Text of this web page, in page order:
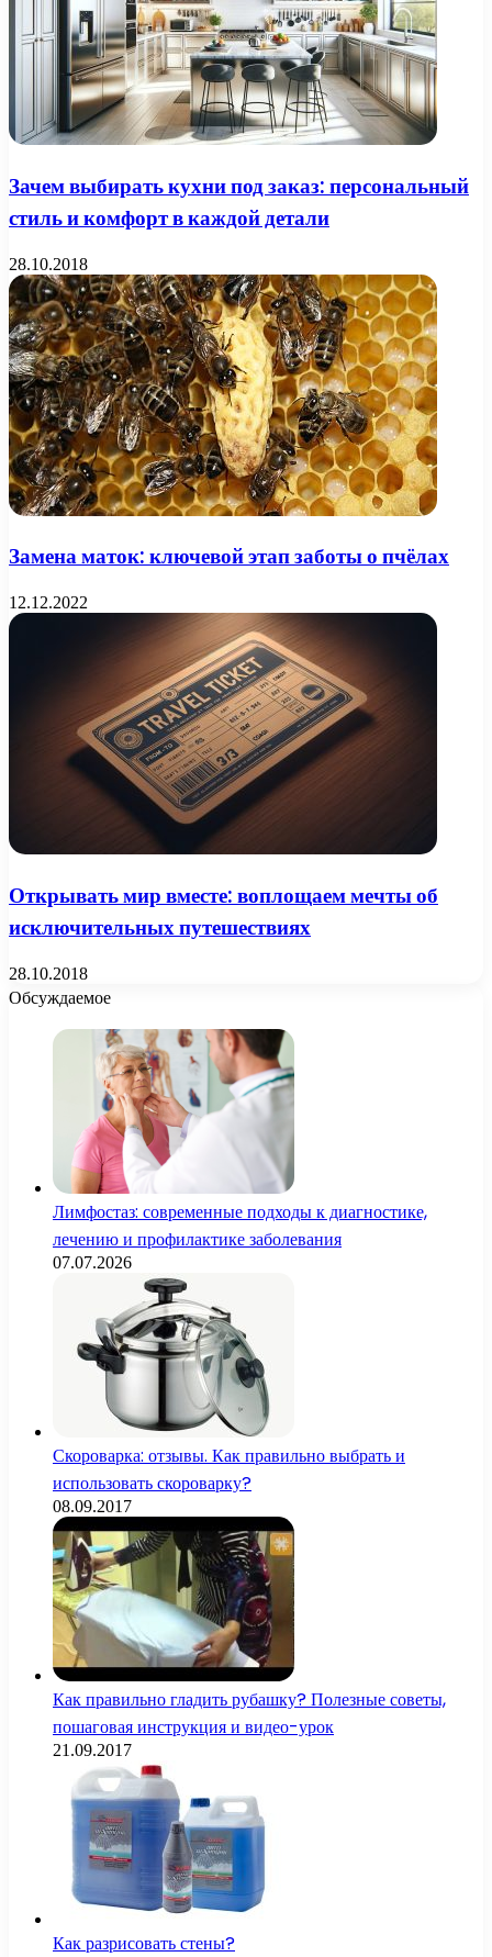
Зачем выбирать кухни под заказ: персональный
стиль и комфорт в каждой детали
28.10.2018
Замена маток: ключевой этап заботы о пчёлах
12.12.2022
Открывать мир вместе: воплощаем мечты об
исключительных путешествиях
28.10.2018
Обсуждаемое
Лимфостаз: современные подходы к диагностике,
лечению и профилактике заболевания
07.07.2026
Скороварка: отзывы. Как правильно выбрать и
использовать скороварку?
08.09.2017
Как правильно гладить рубашку? Полезные советы,
пошаговая инструкция и видео-урок
21.09.2017
Как разрисовать стены?